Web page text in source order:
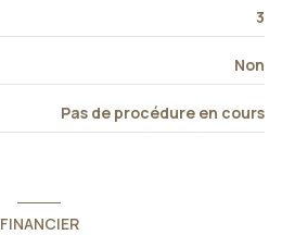
3
Non
Pas de procédure en cours
FINANCIER